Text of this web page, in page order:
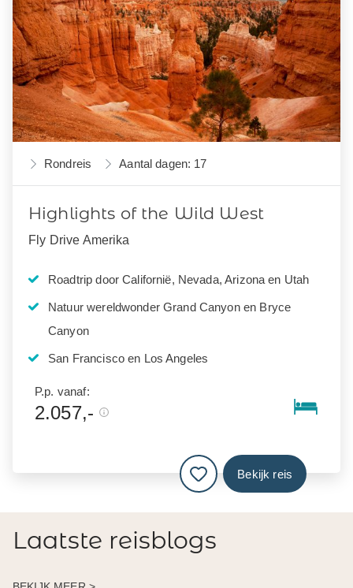
Rondreis Aantal dagen: 17
Highlights of the Wild West
Fly Drive Amerika
Roadtrip door Californië, Nevada, Arizona en Utah
Natuur wereldwonder Grand Canyon en Bryce
Canyon
San Francisco en Los Angeles
P.p. vanaf:
2.057,-
Bekijk reis
Laatste reisblogs